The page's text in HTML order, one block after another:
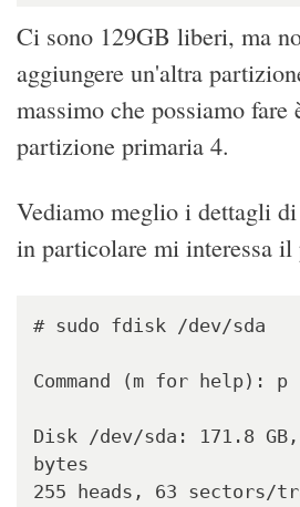
Ci sono 129GB liberi, ma
aggiungere un'altra
massimo che possiamo fare
partizione primaria 4.
Vediamo meglio i dettagli
in particolare mi interessa
# sudo fdisk /dev/sda
Command (m for help): p
Disk /dev/sda: 171.8 GB,
bytes
255 heads, 63 sectors/